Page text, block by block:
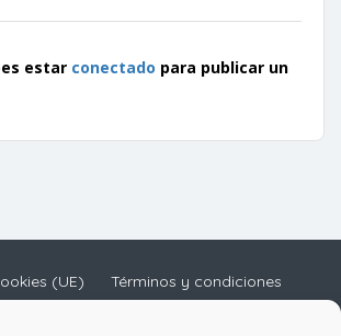
estar conectado para publicar un
(UE)
Términos y condiciones